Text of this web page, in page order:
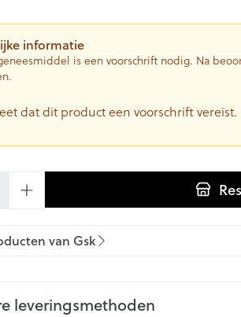
informatie
is een voorschrift nodig. Na
dat dit product een voorschrift vereist.
van Gsk
leveringsmethoden